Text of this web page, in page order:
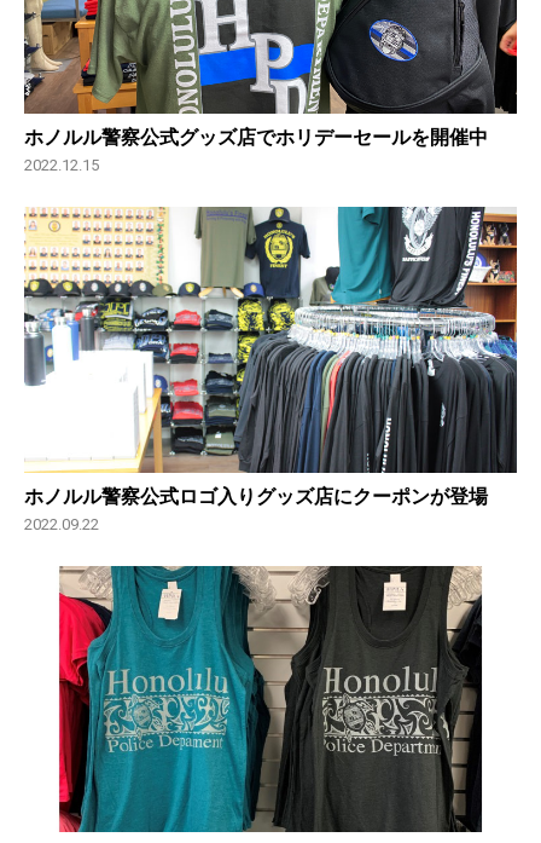
ホノルル警察公式グッズ店でホリデーセールを開催中
2022.12.15
ホノルル警察公式ロゴ入りグッズ店にクーポンが登場
2022.09.22